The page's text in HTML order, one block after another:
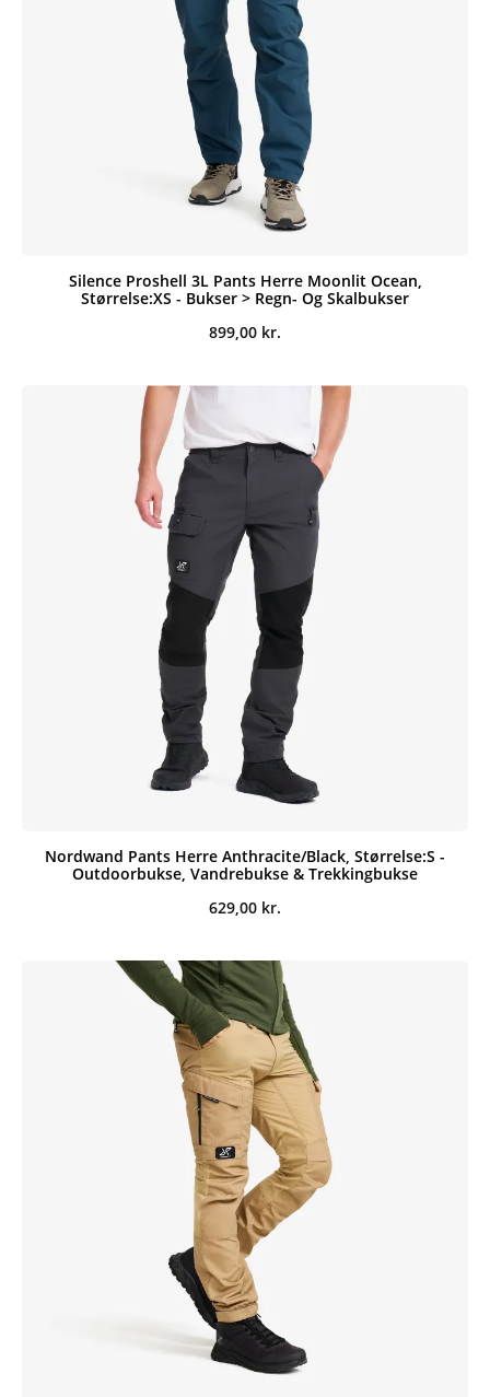
Silence Proshell 3L Pants Herre Moonlit Ocean,
Størrelse:XS - Bukser > Regn- Og Skalbukser
899,00 kr.
Nordwand Pants Herre Anthracite/Black, Størrelse:S -
Outdoorbukse, Vandrebukse & Trekkingbukse
629,00 kr.